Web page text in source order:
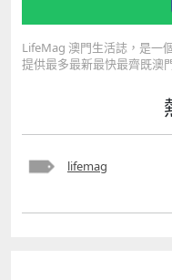
LifeMag 澳門生活誌，是一
提供最多最新最快最齊既澳
lifemag